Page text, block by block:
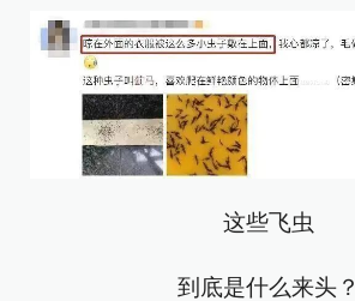
这些飞虫
到底是什么来头？